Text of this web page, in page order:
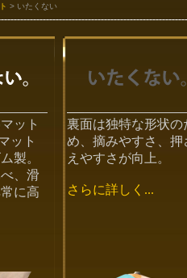
> いたくない
ット
ット
製。
、滑
に高
裏面は独特な形状の
め、摘みやすさ、押
えやすさが向上。
さらに詳しく...